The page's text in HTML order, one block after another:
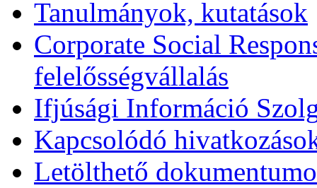
Tanulmányok, kutatások
Corporate Social
felelősségvállalás
Ifjúsági Információ
Kapcsolódó
Letölthető